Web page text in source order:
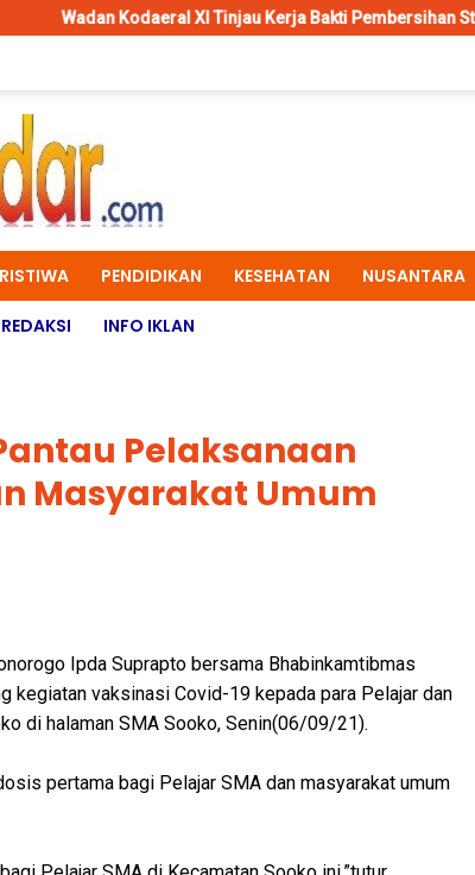
XI Tinjau Kerja Bakti Pembersihan Stadion Katalpal
PENDIDIKAN KESEHATAN NUSANTARA
REDAKSI INFO IKLAN
Pelaksanaan
Masyarakat Umum
Ipda Suprapto bersama Bhabinkamtibmas
kegiatan vaksinasi Covid-19 kepada para Pelajar dan
di halaman SMA Sooko, Senin(06/09/21).
pertama bagi Pelajar SMA dan masyarakat umum